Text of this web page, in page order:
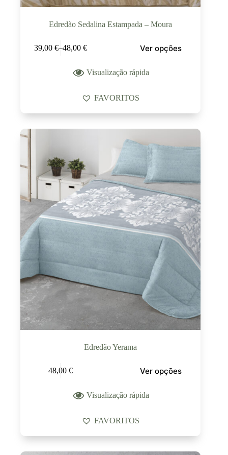
Edredão Sedalina Estampada – Moura
39,00 €–48,00 € Ver opções
Visualização rápida
FAVORITOS
Edredão Yerama
48,00 € Ver opções
Visualização rápida
FAVORITOS